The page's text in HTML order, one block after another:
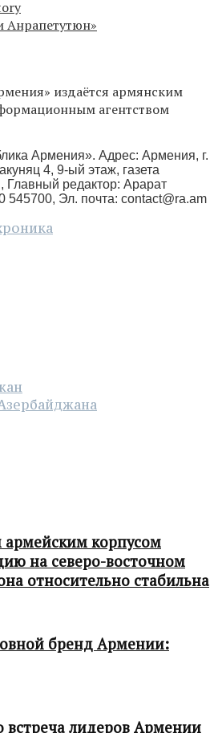
Анрапетутюн»
издаётся армянским
агентством
Армения». Адрес: Армения, г.
4, 9-ый этаж, газета
Главный редактор: Арарат
545700, Эл. почта: contact@ra.am
корпусом
на северо-восточном
относительно стабильна
бренд Армении:
лидеров Армении